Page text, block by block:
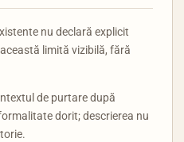
nu declară explicit
limită vizibilă, fără
de purtare după
dorit; descrierea nu